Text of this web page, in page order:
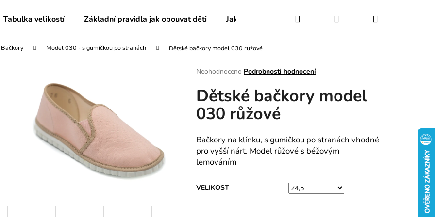
Tabulka velikostí Základní pravidla jak obouvat děti Jak udržovat obuv Certifikáty Kontakty
Hledat PřihlášeníNákupní
Bačkory Model 030 - s gumičkou po stranách Dětské bačkory model 030 růžové
Průměrné
produktu
je
0,0
z
hvězdiček.
Neohodnoceno Podrobnosti hodnocení
Dětské bačkory model
030 růžové
Bačkory na klínku, s gumičkou po stranách vhodné
pro vyšší nárt. Model růžové s béžovým
lemováním
VELIKOST
Co potřebujete najít?
Doporučujeme
DĚTSKÉ BAČKORY MODEL 025